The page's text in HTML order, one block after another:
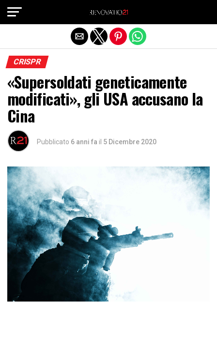
CRISPR
«Supersoldati geneticamente
modificati», gli USA accusano la
Cina
Pubblicato 6 anni fa il 5 Dicembre 2020
Exit mobile version